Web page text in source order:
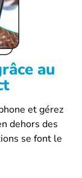
au
et gérez
dehors des
se font le